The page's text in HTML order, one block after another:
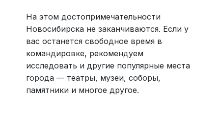
На этом достопримечательности
Новосибирска не заканчиваются. Если у
вас останется свободное время в
командировке, рекомендуем
исследовать и другие популярные места
города — театры, музеи, соборы,
памятники и многое другое.